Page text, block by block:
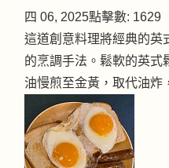
四 06, 2025點擊數: 1629
這道創意料理將經典的英
的烹調手法。鬆軟的英式
油慢煎至金黃，取代油